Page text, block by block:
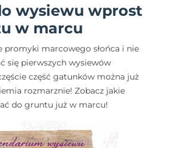
wysiewu wprost
w marcu
promyki marcowego słońca i nie
się pierwszych wysiewów
część gatunków można już
rozmarznie! Zobacz jakie
do gruntu już w marcu!